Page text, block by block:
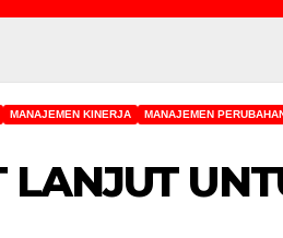
MANAJEMEN KINERJA MANAJEMEN
LANJUT